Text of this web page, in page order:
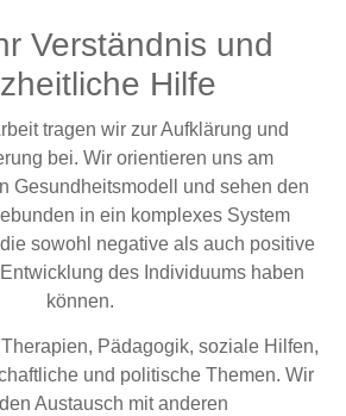
Verständnis und
Hilfe
tragen wir zur Aufklärung und
bei. Wir orientieren uns am
Gesundheitsmodell und sehen den
in ein komplexes System
sowohl negative als auch positive
des Individuums haben
können.
Pädagogik, soziale Hilfen,
und politische Themen. Wir
Austausch mit anderen